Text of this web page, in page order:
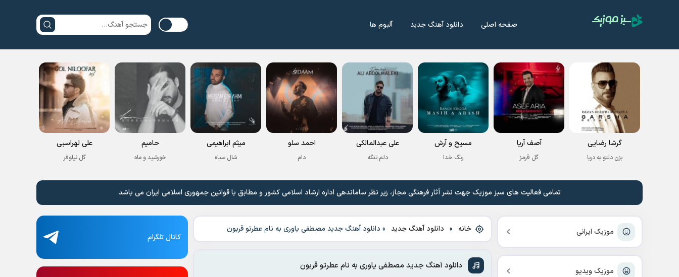
صفحه اصلی دانلود آهنگ جدید آلبوم ها
گرشا رضایی
بزن دلتو به دریا
آصف آریا
گل قرمز
مسیح و آرش
رنگ خدا
علی عبدالمالکی
دلم تنگه
احمد سلو
دام
میثم ابراهیمی
شال سیاه
حامیم
خورشید و ماه
علی لهراسبی
گل نیلوفر
تمامی فعالیت های سبز موزیک جهت نشر آثار فرهنگی مجاز، زیر نظر ساماندهی اداره ارشاد اسلامی کشور و مطابق با قوانین جمهوری اسلامی ایران می باشد
موزیک ایرانی
موزیک ویدیو
خانه » دانلود آهنگ جدید » دانلود آهنگ جدید مصطفی یاوری به نام عطرتو قربون
دانلود آهنگ جدید مصطفی یاوری به نام عطرتو قربون
کانال تلگرام